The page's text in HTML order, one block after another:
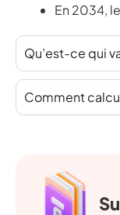
En 2034,
Qu’est-ce qui
Comment